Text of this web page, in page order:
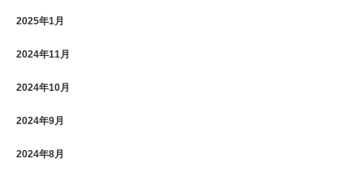
2025年1月
2024年11月
2024年10月
2024年9月
2024年8月